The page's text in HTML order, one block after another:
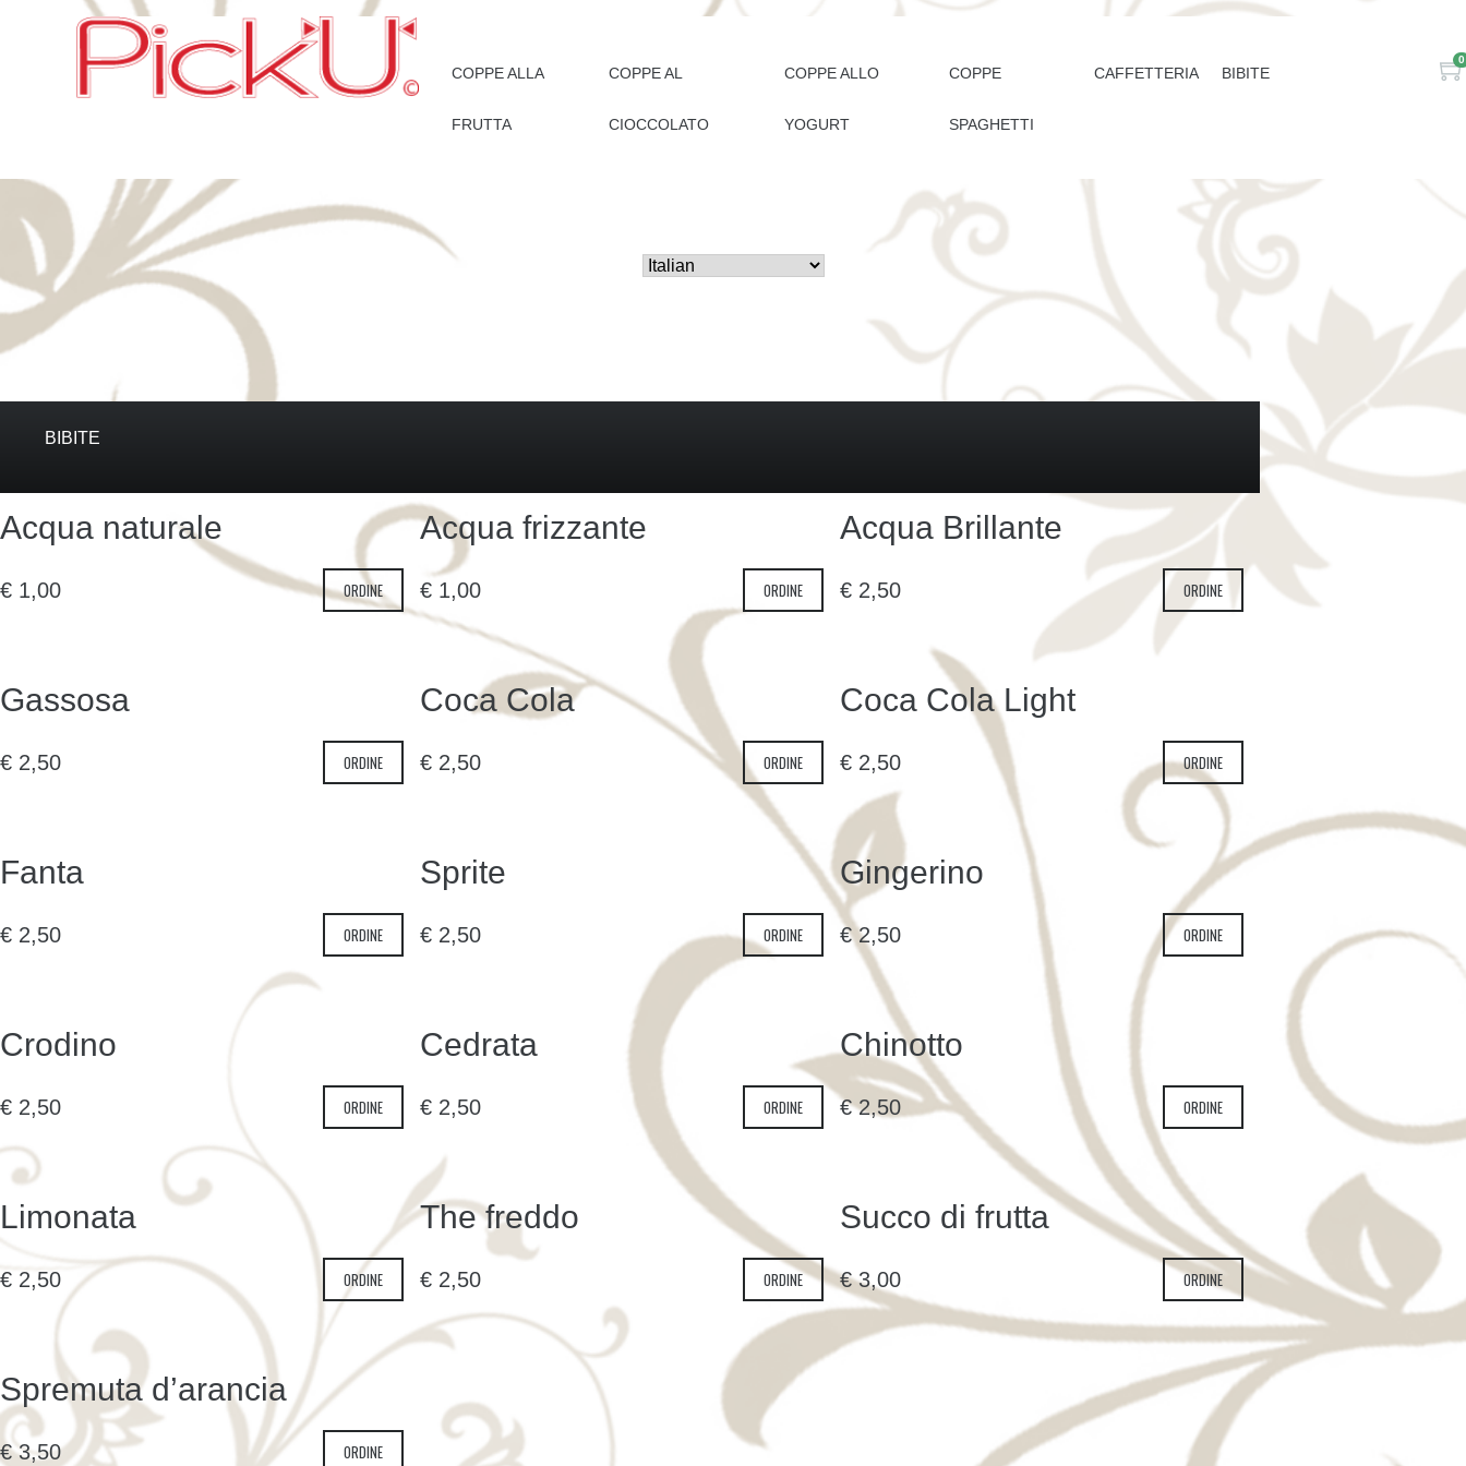
COPPE ALLA
FRUTTA
COPPE AL
CIOCCOLATO
COPPE ALLO
YOGURT
COPPE
SPAGHETTI
CAFFETTERIA BIBITE
0
BIBITE
Acqua naturale
€ 1,00 ORDINE
Acqua frizzante
€ 1,00 ORDINE
Acqua Brillante
€ 2,50 ORDINE
Gassosa
€ 2,50 ORDINE
Coca Cola
€ 2,50 ORDINE
Coca Cola Light
€ 2,50 ORDINE
Fanta
€ 2,50 ORDINE
Sprite
€ 2,50 ORDINE
Gingerino
€2,50 ORDINE
Crodino
€ 2,50 ORDINE
Cedrata
€ 2,50 ORDINE
Chinotto
€2,50 ORDINE
Limonata
€ 2,50 ORDINE
The freddo
€ 2,50 ORDINE
Succo di frutta
€3,00 ORDINE
Spremuta d’arancia
€3,50 ORDINE